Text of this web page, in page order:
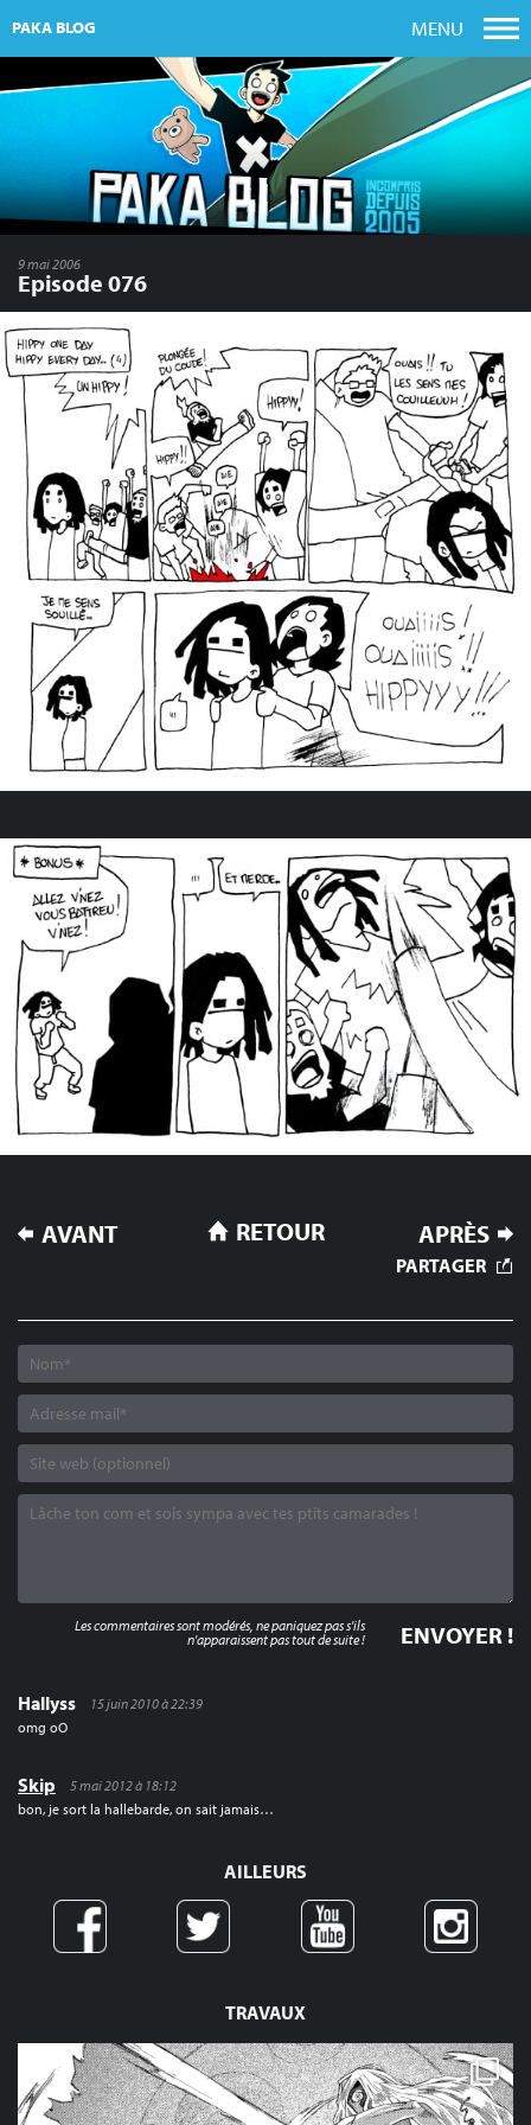
PAKA BLOG MENU
TRAVAUX
9 mai 2006
Episode 076
NAVIGATION
DE
AVANT APRÈS
RETOUR
PARTAGER
Hallyss
15 juin 2010 à 22:39
omg oO
Skip
5 mai 2012 à 18:12
bon, je sort la hallebarde, on sait jamais…
Les commentaires sont modérés, ne paniquez pas s'ils
n'apparaissent pas tout de suite !
AILLEURS